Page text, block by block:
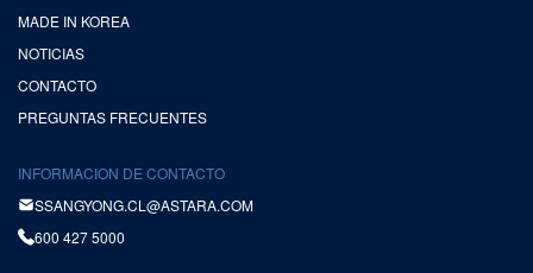
MADE IN KOREA
NOTICIAS
CONTACTO
PREGUNTAS FRECUENTES
INFORMACION DE CONTACTO
SSANGYONG.CL@ASTARA.COM
600 427 5000